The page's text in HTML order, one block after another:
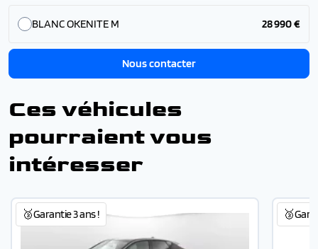
BLANC OKENITE M 28 990 €
Nous contacter
Ces véhicules
pourraient vous
intéresser
🥉Garantie 3 ans !